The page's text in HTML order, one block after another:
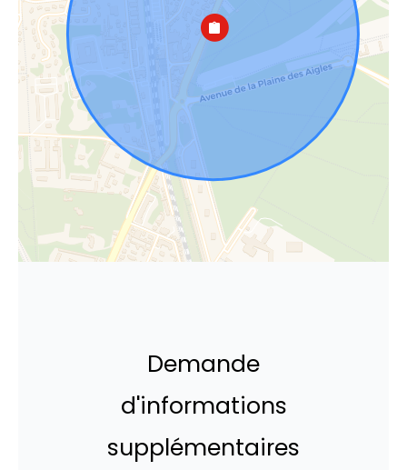
Demande
d'informations
supplémentaires